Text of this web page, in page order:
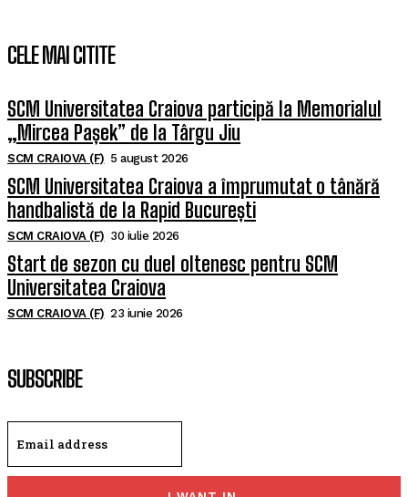
CELE MAI CITITE
SCM Universitatea Craiova participă la Memorialul
„Mircea Pașek” de la Târgu Jiu
SCM CRAIOVA (F) 5 august 2026
SCM Universitatea Craiova a împrumutat o tânără
handbalistă de la Rapid București
SCM CRAIOVA (F) 30 iulie 2026
Start de sezon cu duel oltenesc pentru SCM
Universitatea Craiova
SCM CRAIOVA (F) 23 iunie 2026
SUBSCRIBE